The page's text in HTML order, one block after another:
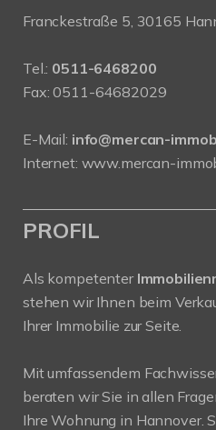
Franckestraße 5, 30165
Tel.: 0511-6468200
Fax: 0511-64682029
E-Mail: info@mercan-
Internet: www.mercan-
PROFIL
Als kompetenter
stehen wir Ihnen beim
Ihrer Immobilie zur Seite.
Mit umfassendem
beraten wir Sie in allen
Ihre Wohnung in Hannover.